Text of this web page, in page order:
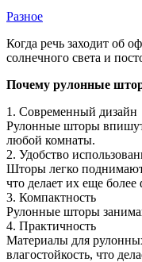
Разное
Когда речь заходит об
солнечного света и
Почему рулонные
1. Современный дизайн
Рулонные шторы
любой комнаты.
2. Удобство
Шторы легко
что делает их еще
3. Компактность
Рулонные шторы
4. Практичность
Материалы для
влагостойкость, что